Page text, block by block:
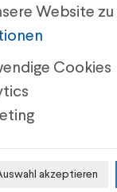
realisierten
Website zu
Cookies
akzeptieren